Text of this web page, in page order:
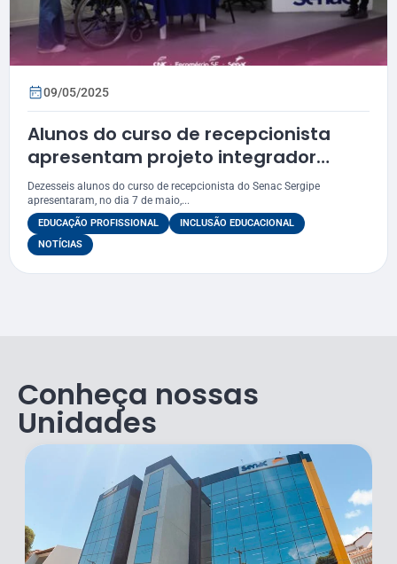
09/05/2025
Alunos do curso de recepcionista
apresentam projeto integrador
focado na inclusão social
Dezesseis alunos do curso de recepcionista do Senac Sergipe
apresentaram, no dia 7 de maio,...
EDUCAÇÃO PROFISSIONAL
INCLUSÃO EDUCACIONAL
NOTÍCIAS
Conheça nossas
Unidades